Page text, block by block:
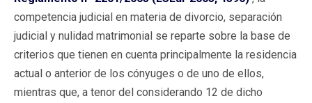
competencia judicial en materia de divorcio, separación
judicial y nulidad matrimonial se reparte sobre la base de
criterios que tienen en cuenta principalmente la residencia
actual o anterior de los cónyuges o de uno de ellos,
mientras que, a tenor del considerando 12 de dicho